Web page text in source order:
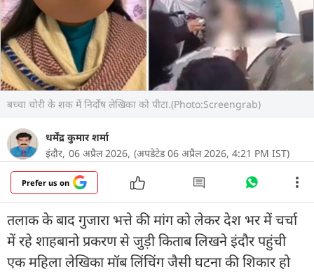
बच्चा चोरी के शक में निर्दोष लेखिका को पीटा.(Photo:Screengrab)
धर्मेंद्र कुमार शर्मा
इंदौर, 06 अप्रैल 2026, (अपडेटेड 06 अप्रैल 2026, 4:21 PM IST)
Prefer us on
तलाक के बाद गुजारा भत्ते की मांग को लेकर देश भर में चर्चा
में रहे शाहबानो प्रकरण से जुड़ी किताब लिखने इंदौर पहुंची
एक महिला लेखिका मॉब लिंचिंग जैसी घटना की शिकार हो